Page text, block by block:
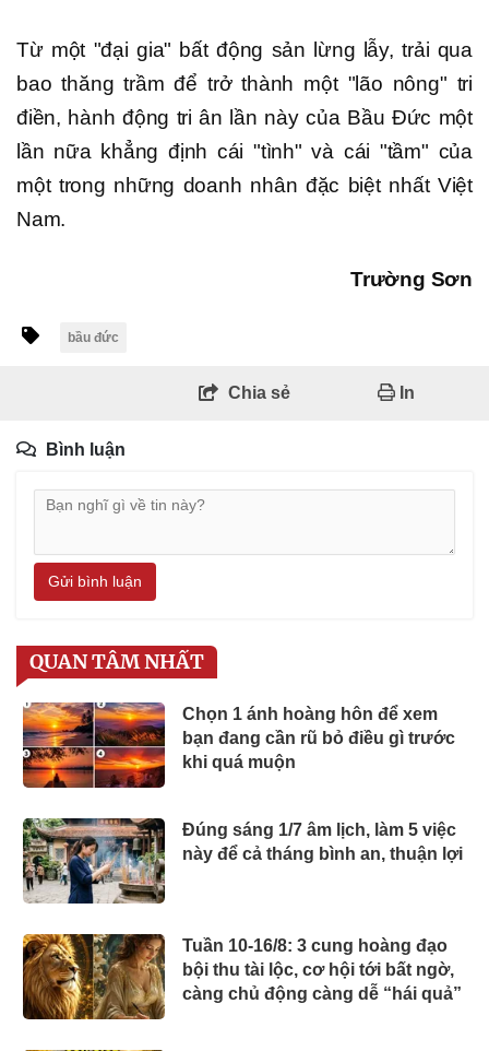
Từ một "đại gia" bất động sản lừng lẫy, trải qua
bao thăng trầm để trở thành một "lão nông" tri
điền, hành động tri ân lần này của Bầu Đức một
lần nữa khẳng định cái "tình" và cái "tầm" của
một trong những doanh nhân đặc biệt nhất Việt
Nam.
Trường Sơn
bầu đức
Chia sẻ In
Bình luận
Gửi bình luận
QUAN TÂM NHẤT
Chọn 1 ánh hoàng hôn để xem
bạn đang cần rũ bỏ điều gì trước
khi quá muộn
Đúng sáng 1/7 âm lịch, làm 5 việc
này để cả tháng bình an, thuận lợi
Tuần 10-16/8: 3 cung hoàng đạo
bội thu tài lộc, cơ hội tới bất ngờ,
càng chủ động càng dễ “hái quả”